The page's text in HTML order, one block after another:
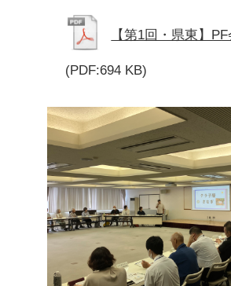
【第1回・県東】
(PDF:694 KB)